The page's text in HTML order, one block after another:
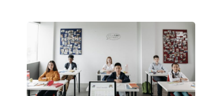
DEAL
VELOCITY
BY
MOST
—
МЕЖДУНАРОДНУЮ